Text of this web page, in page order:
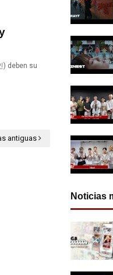
) deben su
antiguas
Noticias